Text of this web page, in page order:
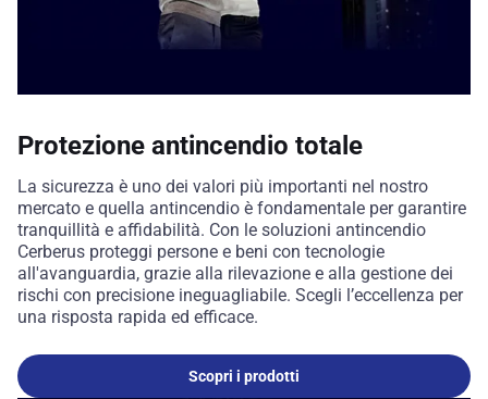
Protezione antincendio totale
La sicurezza è uno dei valori più importanti nel nostro
mercato e quella antincendio è fondamentale per garantire
tranquillità e affidabilità. Con le soluzioni antincendio
Cerberus proteggi persone e beni con tecnologie
all'avanguardia, grazie alla rilevazione e alla gestione dei
rischi con precisione ineguagliabile. Scegli l’eccellenza per
una risposta rapida ed efficace.
Scopri i prodotti